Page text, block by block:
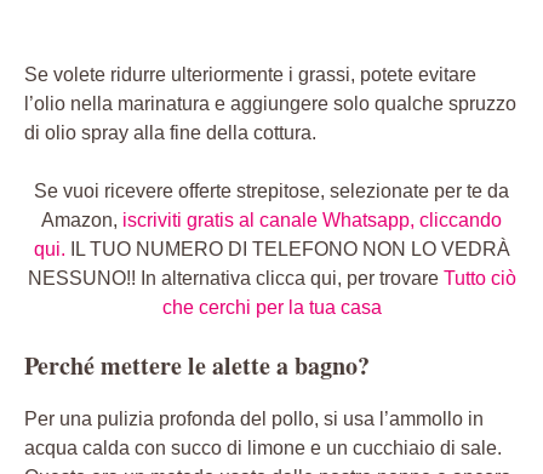
Se volete ridurre ulteriormente i grassi, potete evitare
l’olio nella marinatura e aggiungere solo qualche spruzzo
di olio spray alla fine della cottura.
Se vuoi ricevere offerte strepitose, selezionate per te da
Amazon, iscriviti gratis al canale Whatsapp, cliccando
qui.
IL TUO NUMERO DI TELEFONO NON LO VEDRÀ
NESSUNO!! In alternativa clicca qui, per trovare Tutto ciò
che cerchi per la tua casa
Perché mettere le alette a bagno?
Per una pulizia profonda del pollo, si usa l’ammollo in
acqua calda con succo di limone e un cucchiaio di sale.